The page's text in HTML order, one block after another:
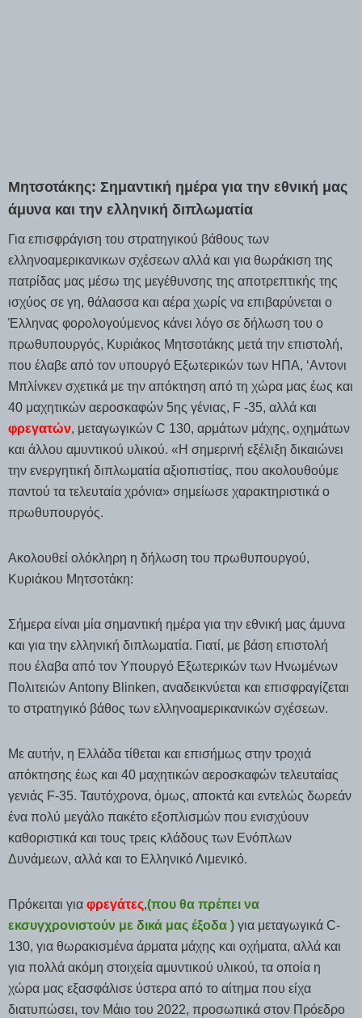
Μητσοτάκης: Σημαντική ημέρα για την εθνική μας
άμυνα και την ελληνική διπλωματία
Για επισφράγιση του στρατηγικού βάθους των
ελληνοαμερικανικων σχέσεων αλλά και για θωράκιση της
πατρίδας μας μέσω της μεγέθυνσης της αποτρεπτικής της
ισχύος σε γη, θάλασσα και αέρα χωρίς να επιβαρύνεται ο
Έλληνας φορολογούμενος κάνει λόγο σε δήλωση του ο
πρωθυπουργός, Κυριάκος Μητσοτάκης μετά την επιστολή,
που έλαβε από τον υπουργό Εξωτερικών των ΗΠΑ, ‘Αντονι
Μπλίνκεν σχετικά με την απόκτηση από τη χώρα μας έως και
40 μαχητικών αεροσκαφών 5ης γένιας, F -35, αλλά και
φρεγατών, μεταγωγικών C 130, αρμάτων μάχης, οχημάτων
και άλλου αμυντικού υλικού. «Η σημερινή εξέλιξη δικαιώνει
την ενεργητική διπλωματία αξιοπιστίας, που ακολουθούμε
παντού τα τελευταία χρόνια» σημείωσε χαρακτηριστικά ο
πρωθυπουργός.
Ακολουθεί ολόκληρη η δήλωση του πρωθυπουργού,
Κυριάκου Μητσοτάκη:
Σήμερα είναι μία σημαντική ημέρα για την εθνική μας άμυνα
και για την ελληνική διπλωματία. Γιατί, με βάση επιστολή
που έλαβα από τον Υπουργό Εξωτερικών των Ηνωμένων
Πολιτειών Antony Blinken, αναδεικνύεται και επισφραγίζεται
το στρατηγικό βάθος των ελληνοαμερικανικών σχέσεων.
Με αυτήν, η Ελλάδα τίθεται και επισήμως στην τροχιά
απόκτησης έως και 40 μαχητικών αεροσκαφών τελευταίας
γενιάς F-35. Ταυτόχρονα, όμως, αποκτά και εντελώς δωρεάν
ένα πολύ μεγάλο πακέτο εξοπλισμών που ενισχύουν
καθοριστικά και τους τρεις κλάδους των Ενόπλων
Δυνάμεων, αλλά και το Ελληνικό Λιμενικό.
Πρόκειται για φρεγάτες,(που θα πρέπει να
εκσυγχρονιστούν με δικά μας έξοδα ) για μεταγωγικά C-
130, για θωρακισμένα άρματα μάχης και οχήματα, αλλά και
για πολλά ακόμη στοιχεία αμυντικού υλικού, τα οποία η
χώρα μας εξασφάλισε ύστερα από το αίτημα που είχα
διατυπώσει, τον Μάιο του 2022, προσωπικά στον Πρόεδρο